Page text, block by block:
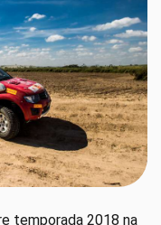
temporada 2018 na